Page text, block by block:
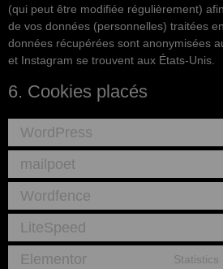
(qui peut être modifiée régulièrement)
de vos données (personnelles) traitées
données récupérées sont anonymisées
et Instagram se trouvent aux États-Unis.
6. Cookies placés
WordPress
mailpoet
Wordfence
LiteSpeed
Elementor Statistics